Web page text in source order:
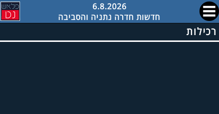
6.8.2026
חדשות חדרה נתניה והסביבה
רכילות